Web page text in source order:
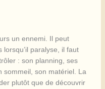
un ennemi. Il peut
lorsqu’il paralyse, il faut
: son planning, ses
sommeil, son matériel. La
plutôt que de découvrir